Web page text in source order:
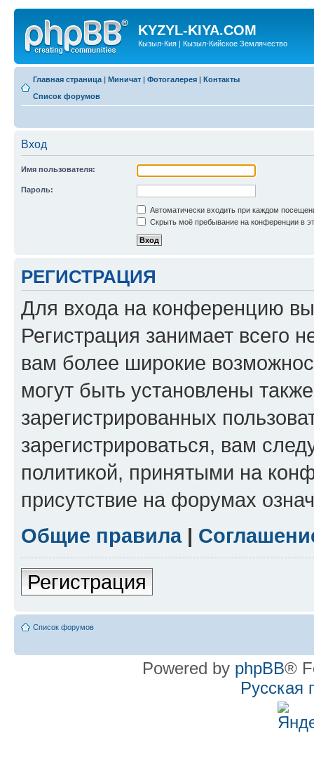
KYZYL-KIYA.COM
Кызыл-Кия | Кызыл-Кийское Землячество
Главная страница | Миничат | Фотогалерея | Контакты
Список форумов
Вход
Имя пользователя:
Пароль:
Автоматически входить при каждом
Скрыть моё пребывание на конференции в
РЕГИСТРАЦИЯ
Для входа на конференцию
Регистрация занимает всего
вам более широкие
могут быть установлены
зарегистрированных
зарегистрироваться, вам
политикой, принятыми на
присутствие на форумах
Общие правила|
Регистрация
Список форумов
Powered by phpBB®
Русская